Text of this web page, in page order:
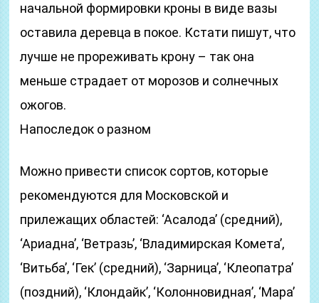
начальной формировки кроны в виде вазы
оставила деревца в покое. Кстати пишут, что
лучше не прореживать крону – так она
меньше страдает от морозов и солнечных
ожогов.
Напоследок о разном
Можно привести список сортов, которые
рекомендуются для Московской и
прилежащих областей: ‘Асалода’ (средний),
‘Ариадна’, ‘Ветразь’, ‘Владимирская Комета’,
‘Витьба’, ‘Гек’ (средний), ‘Зарница’, ‘Клеопатра’
(поздний), ‘Клондайк’, ‘Колонновидная’, ‘Мара’